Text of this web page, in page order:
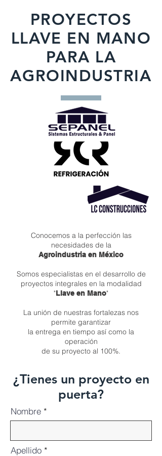
PROYECTOS
LLAVE EN MANO
PARA LA
AGROINDUSTRIA
Conocemos a la perfección las
necesidades de la
Agroindustria en México
Somos especialistas en el desarrollo de
proyectos integrales en la modalidad
"Llave en Mano"
La unión de nuestras fortalezas nos
permite garantizar
la entrega en tiempo así como la
operación
de su proyecto al 100%.
¿Tienes un proyecto en
puerta?
Nombre
Apellido